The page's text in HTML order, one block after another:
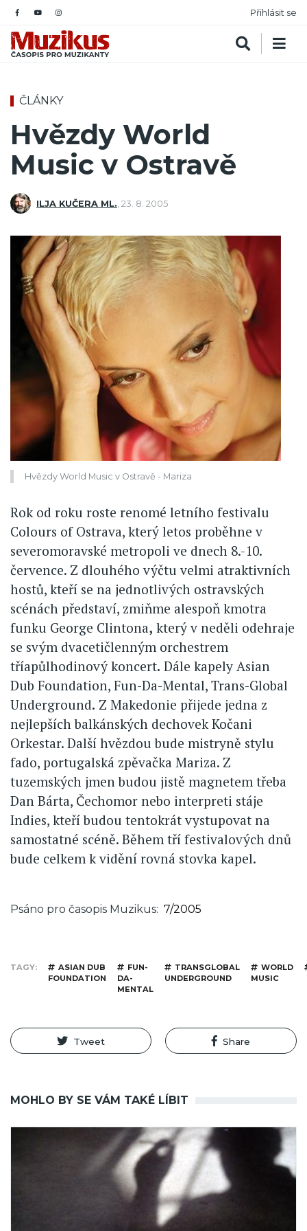
Přihlásit se
ČLÁNKY
Hvězdy World
Music v Ostravě
ILJA KUČERA ML. 23. 8. 2005
Hvězdy World Music v Ostravě - Mariza
Rok od roku roste renomé letního festivalu
Colours of Ostrava, který letos proběhne v
severomoravské metropoli ve dnech 8.-10.
července. Z dlouhého výčtu velmi atraktivních
hostů, kteří se na jednotlivých ostravských
scénách představí, zmiňme alespoň kmotra
funku George Clintona, který v neděli odehraje
se svým dvacetičlenným orchestrem
tříapůlhodinový koncert. Dále kapely Asian
Dub Foundation, Fun-Da-Mental, Trans-Global
Underground. Z Makedonie přijede jedna z
nejlepších balkánských dechovek Kočani
Orkestar. Další hvězdou bude mistryně stylu
fado, portugalská zpěvačka Mariza. Z
tuzemských jmen budou jistě magnetem třeba
Dan Bárta, Čechomor nebo interpreti stáje
Indies, kteří budou tentokrát vystupovat na
samostatné scéně. Během tří festivalových dnů
bude celkem k vidění rovná stovka kapel.
Psáno pro časopis Muzikus 7/2005
TAGY
ASIAN DUB
FOUNDATION
FUN-
DA-
MENTAL
TRANSGLOBAL
UNDERGROUND
WORLD
MUSIC
Tweet Share
MOHLO BY SE VÁM TAKÉ LÍBIT